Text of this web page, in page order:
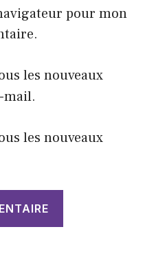
pour mon
les nouveaux
mail.
les nouveaux